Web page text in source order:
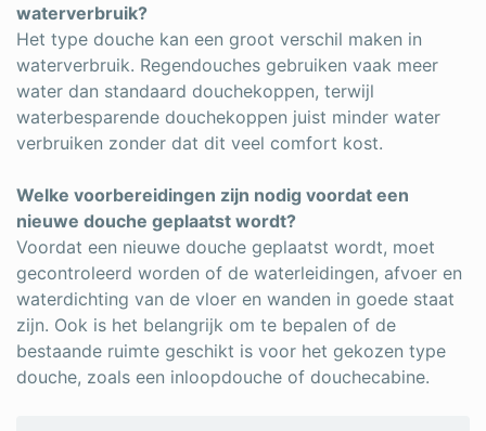
waterverbruik?
Het type douche kan een groot verschil maken in
waterverbruik. Regendouches gebruiken vaak meer
water dan standaard douchekoppen, terwijl
waterbesparende douchekoppen juist minder water
verbruiken zonder dat dit veel comfort kost.
Welke voorbereidingen zijn nodig voordat een
nieuwe douche geplaatst wordt?
Voordat een nieuwe douche geplaatst wordt, moet
gecontroleerd worden of de waterleidingen, afvoer en
waterdichting van de vloer en wanden in goede staat
zijn. Ook is het belangrijk om te bepalen of de
bestaande ruimte geschikt is voor het gekozen type
douche, zoals een inloopdouche of douchecabine.